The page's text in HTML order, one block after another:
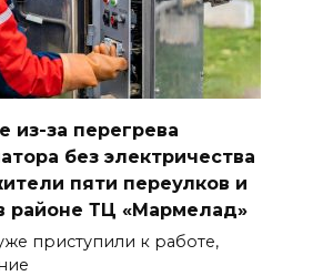
из-за перегрева
без электричества
пяти переулков и
районе ТЦ «Мармелад»
приступили к работе,